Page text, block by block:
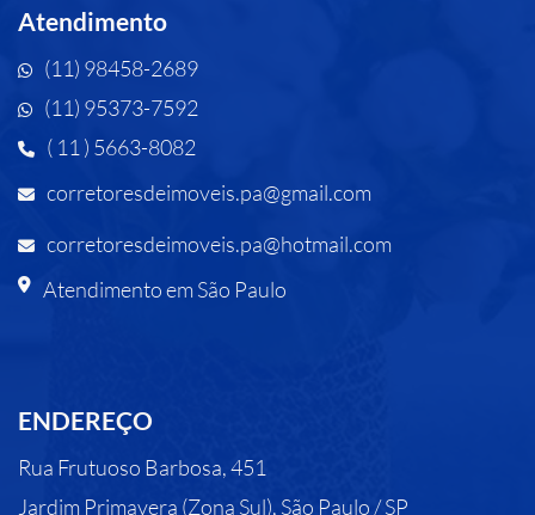
Atendimento
(11) 98458-2689
(11) 95373-7592
( 11 ) 5663-8082
corretoresdeimoveis.pa@gmail.com
corretoresdeimoveis.pa@hotmail.com
Atendimento em São Paulo
ENDEREÇO
Rua Frutuoso Barbosa, 451
Jardim Primavera (Zona Sul), São Paulo / SP